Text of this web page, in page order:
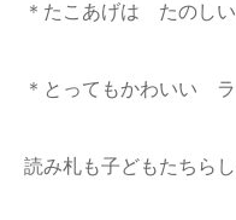
＊たこあげは たのし
＊とってもかわいい
読み札も子どもたちら